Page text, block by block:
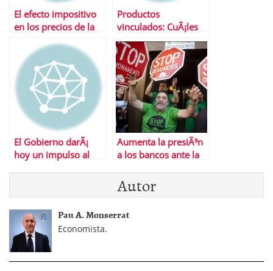
El efecto impositivo
en los precios de la
Productos
vinculados: CuÃ¡les
son y cuanto cuestan
El Gobierno darÃ¡
hoy un impulso al
Aumenta la presiÃ³n
a los bancos ante la
desahucios
Autor
Pau A. Monserrat
Economista.